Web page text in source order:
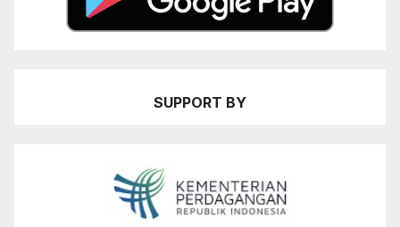
SUPPORT BY